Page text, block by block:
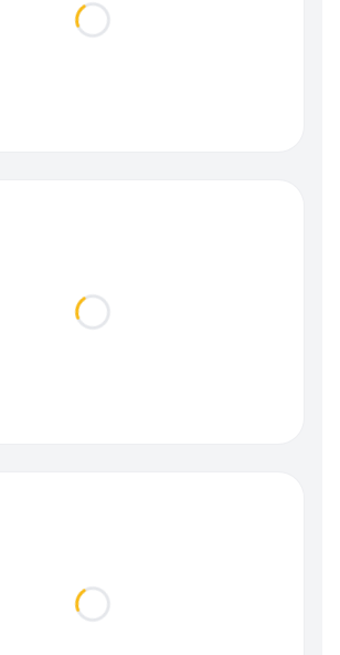
Loading...
Loading...
Loading...